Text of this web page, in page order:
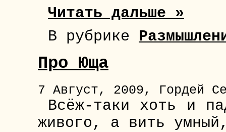
Читать дальше »
В рубрике
Про Юща
7 Август, 2009, Гордей
Всёж-таки хоть и
живого, а вить